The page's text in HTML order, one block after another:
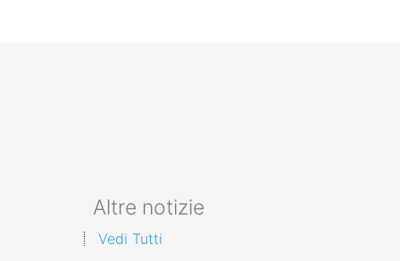
Altre notizie
Vedi Tutti